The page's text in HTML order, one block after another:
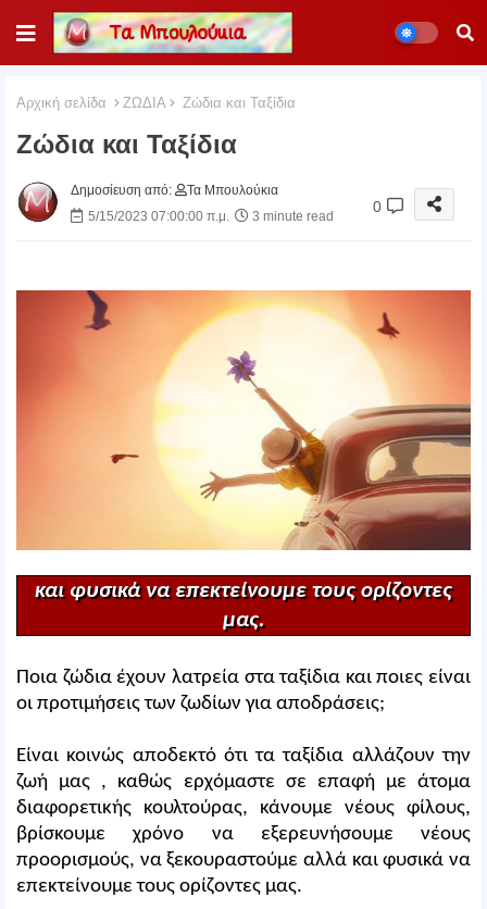
Αρχική σελίδα ΖΩΔΙΑ Ζώδια και Ταξίδια
Ζώδια και Ταξίδια
Δημοσίευση από:
Τα Μπουλούκια
5/15/2023 07:00:00 π.μ.
3 minute read
0
και φυσικά να επεκτείνουμε τους ορίζοντες
μας.
Ποια ζώδια έχουν λατρεία στα ταξίδια και ποιες είναι
οι προτιμήσεις των ζωδίων για αποδράσεις;
Είναι κοινώς αποδεκτό ότι τα ταξίδια αλλάζουν την
ζωή μας , καθώς ερχόμαστε σε επαφή με άτομα
διαφορετικής κουλτούρας, κάνουμε νέους φίλους,
βρίσκουμε χρόνο να εξερευνήσουμε νέους
προορισμούς, να ξεκουραστούμε αλλά και φυσικά να
επεκτείνουμε τους ορίζοντες μας.